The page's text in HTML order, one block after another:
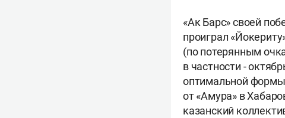
«Ак Барс» своей
проиграл
(по потерянным
в частности -
оптимальной
от «Амура» в
казанский